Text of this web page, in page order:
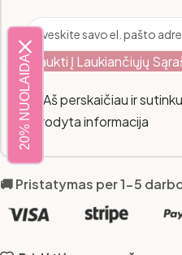
Įtraukti Į Laukiančiųjų
Aš perskaičiau ir
nurodyta informacija
🚚 Pristatymas per 1-5
20% NUOLAIDA